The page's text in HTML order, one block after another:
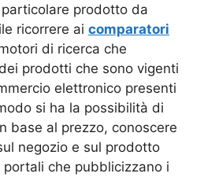
prodotto da
ricorrere ai comparatori
di ricerca che
prodotti che sono vigenti
elettronico presenti
si ha la possibilità di
base al prezzo, conoscere
negozio e sul prodotto
che pubblicizzano i